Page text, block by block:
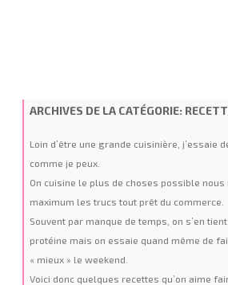
ARCHIVES DE LA CATÉGORIE:
Loin d’être une grande cuisinière, j’essaie
comme je peux.
On cuisine le plus de choses possible nous
maximum les trucs tout prêt du commerce.
Souvent par manque de temps, on s’en
protéine mais on essaie quand même de
« mieux » le weekend.
Voici donc quelques recettes qu’on aime